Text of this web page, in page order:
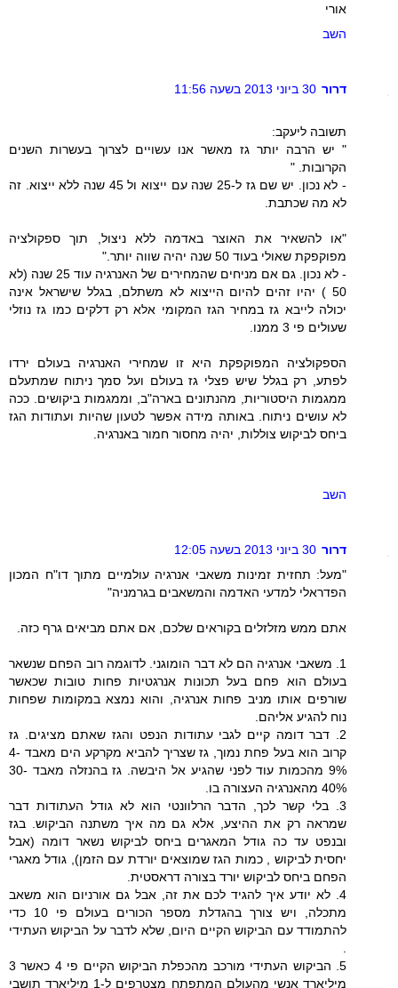
אורי
השב
דרור 30 ביוני 2013 בשעה 11:56
תשובה ליעקב:
" יש הרבה יותר גז מאשר אנו עשויים לצרוך בעשרות השנים
הקרובות. "
- לא נכון. יש שם גז ל-25 שנה עם ייצוא ול 45 שנה ללא ייצוא. זה
לא מה שכתבת.
"או להשאיר את האוצר באדמה ללא ניצול, תוך ספקולציה
מפוקפקת שאולי בעוד 50 שנה יהיה שווה יותר."
- לא נכון. גם אם מניחים שהמחירים של האנרגיה עוד 25 שנה (לא
50 ) יהיו זהים להיום הייצוא לא משתלם, בגלל שישראל אינה
יכולה לייבא גז במחיר הגז המקומי אלא רק דלקים כמו גז נוזלי
שעולים פי 3 ממנו.
הספקולציה המפוקפקת היא זו שמחירי האנרגיה בעולם ירדו
לפתע, רק בגלל שיש פצלי גז בעולם ועל סמך ניתוח שמתעלם
ממגמות היסטוריות, מהנתונים בארה"ב, וממגמות ביקושים. ככה
לא עושים ניתוח. באותה מידה אפשר לטעון שהיות ועתודות הגז
ביחס לביקוש צוללות, יהיה מחסור חמור באנרגיה.
השב
דרור 30 ביוני 2013 בשעה 12:05
"מעל: תחזית זמינות משאבי אנרגיה עולמיים מתוך דו"ח המכון
הפדראלי למדעי האדמה והמשאבים בגרמניה"
אתם ממש מזלזלים בקוראים שלכם, אם אתם מביאים גרף כזה.
1. משאבי אנרגיה הם לא דבר הומוגני. לדוגמה רוב הפחם שנשאר
בעולם הוא פחם בעל תכונות אנרגטיות פחות טובות שכאשר
שורפים אותו מניב פחות אנרגיה, והוא נמצא במקומות שפחות
נוח להגיע אליהם.
2. דבר דומה קיים לגבי עתודות הנפט והגז שאתם מציגים. גז
קרוב הוא בעל פחת נמוך, גז שצריך להביא מקרקע הים מאבד 4-
9% מהכמות עוד לפני שהגיע אל היבשה. גז בהנזלה מאבד 30-
40% מהאנרגיה העצורה בו.
3. בלי קשר לכך, הדבר הרלוונטי הוא לא גודל העתודות דבר
שמראה רק את ההיצע, אלא גם מה איך משתנה הביקוש. בגז
ובנפט עד כה גודל המאגרים ביחס לביקוש נשאר דומה (אבל
יחסית לביקוש , כמות הגז שמוצאים יורדת עם הזמן), גודל מאגרי
הפחם ביחס לביקוש יורד בצורה דראסטית.
4. לא יודע איך להגיד לכם את זה, אבל גם אורניום הוא משאב
מתכלה, ויש צורך בהגדלת מספר הכורים בעולם פי 10 כדי
להתמודד עם הביקוש הקיים היום, שלא לדבר על הביקוש העתידי
5. הביקוש העתידי מורכב מהכפלת הביקוש הקיים פי 4 כאשר 3
מיליארד אנשי מהעולם המתפתח מצטרפים ל-1 מיליארד תושבי